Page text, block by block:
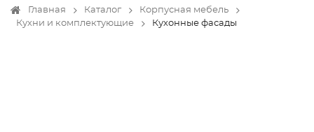
Главная Каталог
Корпусная мебель
Кухни и комплектующие
Кухонные фасады